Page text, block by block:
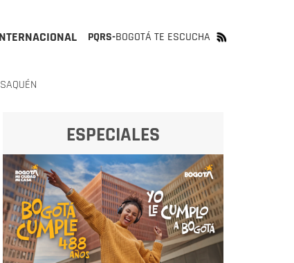
PQRS-BOGOTÁ TE ESCUCHA
ESPECIALES